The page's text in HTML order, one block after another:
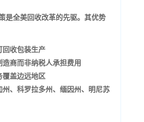
是全美回收改革的先驱。其优势
回收包装生产
商而非纳税人承担费用
覆盖边远地区
、科罗拉多州、缅因州、明尼苏